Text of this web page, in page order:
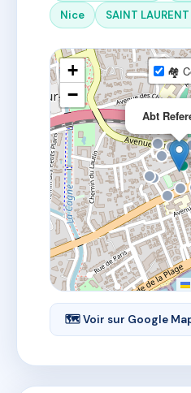
Nice
SAINT LAURENT
Abt
+
−
🏘
🗺 Voir sur Google